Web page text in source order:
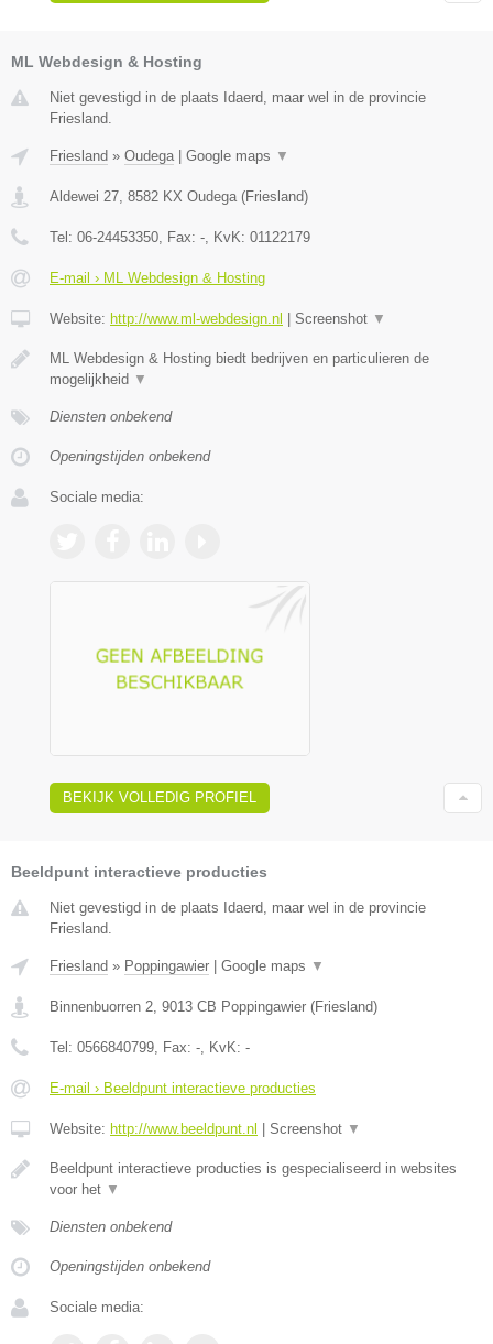
ML Webdesign & Hosting
Niet gevestigd in de plaats Idaerd, maar wel in de provincie
Friesland.
Friesland » Oudega| Google maps ▼
Aldewei 27, 8582 KX Oudega(Friesland)
Tel: 06-24453350, Fax: -, KvK: 01122179
E-mail › ML Webdesign & Hosting
Website: http://www.ml-webdesign.nl Screenshot ▼
ML Webdesign & Hosting biedt bedrijven en particulieren de
mogelijkheid ▼
Diensten onbekend
Openingstijden onbekend
Sociale media:
BEKIJK VOLLEDIG PROFIEL
Beeldpunt interactieve producties
Niet gevestigd in de plaats Idaerd, maar wel in de provincie
Friesland.
Friesland » Poppingawier Google maps ▼
Binnenbuorren 2, 9013 CB Poppingawier (Friesland)
Tel: 0566840799, Fax: -, KvK: -
E-mail › Beeldpunt interactieve producties
Website: http://www.beeldpunt.nl Screenshot ▼
Beeldpunt interactieve producties is gespecialiseerd in websites
voor het ▼
Diensten onbekend
Openingstijden onbekend
Sociale media: